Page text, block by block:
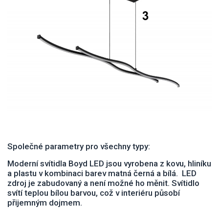
Společné parametry pro všechny typy:
Moderní svítidla Boyd LED jsou vyrobena z kovu, hliníku
a plastu v kombinaci barev matná černá a bílá. LED
zdroj je zabudovaný a není možné ho měnit. Svítidlo
svítí teplou bílou barvou, což v interiéru působí
přijemným dojmem.